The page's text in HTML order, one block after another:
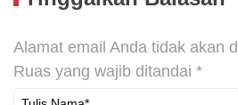
Alamat email Anda tidak akan
Ruas yang wajib ditandai *